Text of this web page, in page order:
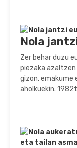
Nola
Zer behar duzu
piezaka
gizon, emakume
aholkuekin.